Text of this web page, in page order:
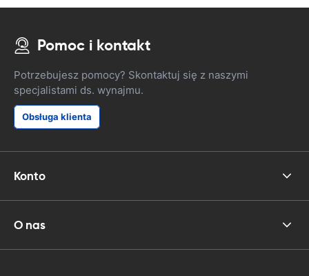
im, ale w jakiś sposób nie mogli go
Pomoc i kontakt
Potrzebujesz pomocy? Skontaktuj się z naszymi
specjalistami ds. wynajmu.
Obsługa klienta
Konto
O nas